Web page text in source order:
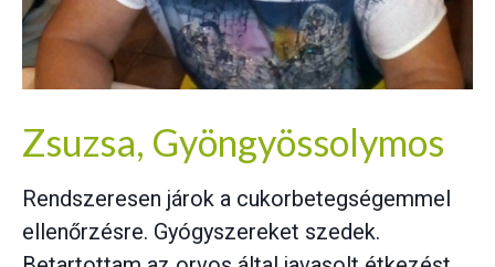
Zsuzsa, Gyöngyössolymos
Rendszeresen járok a cukorbetegségemmel
ellenőrzésre. Gyógyszereket szedek.